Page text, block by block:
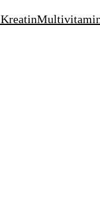
Kreatin